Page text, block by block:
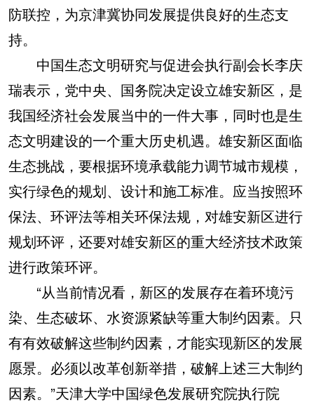
防联控，为京津冀协同发展提供良好的生态支
持。
中国生态文明研究与促进会执行副会长李庆
瑞表示，党中央、国务院决定设立雄安新区，是
我国经济社会发展当中的一件大事，同时也是生
态文明建设的一个重大历史机遇。雄安新区面临
生态挑战，要根据环境承载能力调节城市规模，
实行绿色的规划、设计和施工标准。应当按照环
保法、环评法等相关环保法规，对雄安新区进行
规划环评，还要对雄安新区的重大经济技术政策
进行政策环评。
“从当前情况看，新区的发展存在着环境污
染、生态破坏、水资源紧缺等重大制约因素。只
有有效破解这些制约因素，才能实现新区的发展
愿景。必须以改革创新举措，破解上述三大制约
因素。”天津大学中国绿色发展研究院执行院